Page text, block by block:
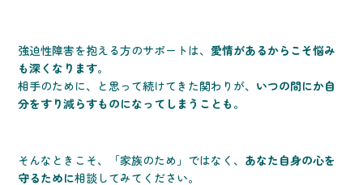
強迫性障害を抱える方のサポートは、 愛情があるからこそ悩み
も深くなります。
相手のために、と思って続けてきた関わりが、 いつの間にか自
分をすり減らすものになってしまうことも。
そんなときこそ、「家族のため」ではなく、 あなた自身の心を
守るために相談してみてください。